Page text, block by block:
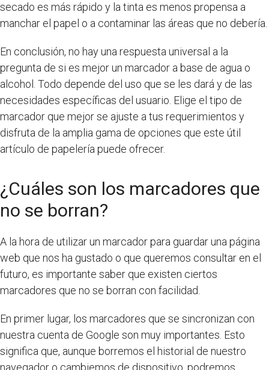
secado es más rápido y la tinta es menos propensa a
manchar el papel o a contaminar las áreas que no debería.
En conclusión, no hay una respuesta universal a la
pregunta de si es mejor un marcador a base de agua o
alcohol. Todo depende del uso que se les dará y de las
necesidades específicas del usuario. Elige el tipo de
marcador que mejor se ajuste a tus requerimientos y
disfruta de la amplia gama de opciones que este útil
artículo de papelería puede ofrecer.
¿Cuáles son los marcadores que
no se borran?
A la hora de utilizar un marcador para guardar una página
web que nos ha gustado o que queremos consultar en el
futuro, es importante saber que existen ciertos
marcadores que no se borran con facilidad.
En primer lugar, los marcadores que se sincronizan con
nuestra cuenta de Google son muy importantes. Esto
significa que, aunque borremos el historial de nuestro
navegador o cambiemos de dispositivo, podremos